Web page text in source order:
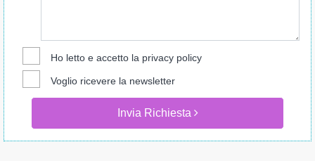
Ho letto e accetto la privacy policy
Voglio ricevere la newsletter
Invia Richiesta